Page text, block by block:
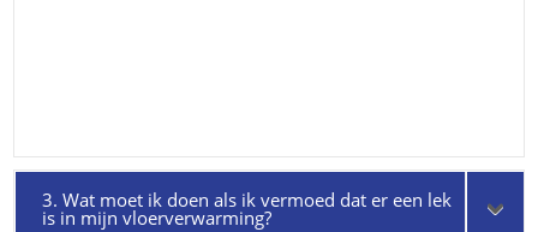
3. Wat moet ik doen als ik vermoed dat er een lek
is in mijn vloerverwarming?